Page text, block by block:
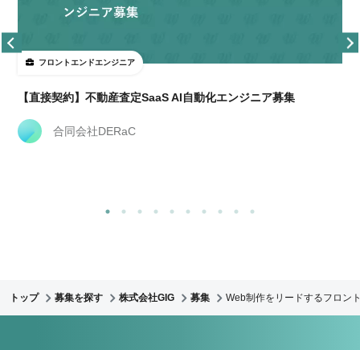
フロントエンドエンジニア
【直接契約】不動産査定SaaS AI自動化エンジニア募集
合同会社DERaC
トップ 募集を探す 株式会社GIG 募集 Web制作をリードするフロン